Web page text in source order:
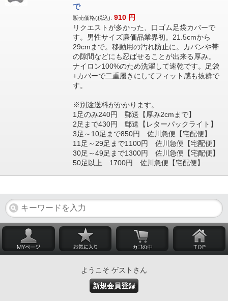
で
販売価格(税込): 910 円
リクエストが多かった、口ゴム足袋カバーで
す。男性サイズ廉価品業界初。21.5cmから
29cmまで。移動用の汚れ防止に。カバンや帯
の隙間などにも忍ばせることが出来る厚み。
ナイロン100%のため洗濯して速乾です。足袋
+カバーで二重履きにしてフィット感も抜群で
す。
※別途送料がかかります。
1足のみ240円 郵送【厚み2cmまで】
2足まで430円 郵送【レターパックライト】
3足～10足まで850円 佐川急便【宅配便】
11足～29足まで1100円 佐川急便【宅配便】
30足～49足まで1300円 佐川急便【宅配便】
50足以上 1700円 佐川急便【宅配便】
ようこそ ゲストさん
新規会員登録